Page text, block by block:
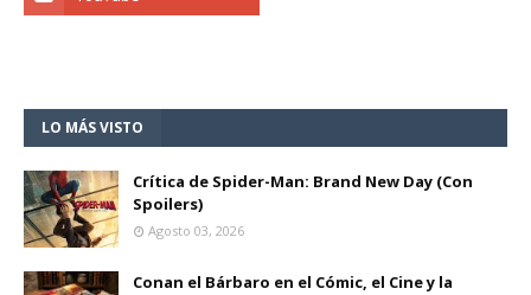
LO MÁS VISTO
Crítica de Spider-Man: Brand New Day (Con
Spoilers)
Agosto 03, 2026
Conan el Bárbaro en el Cómic, el Cine y la